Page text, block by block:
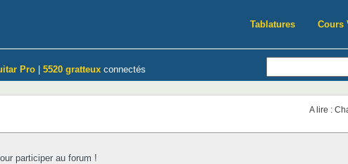
Tablatures Cours
Pro 5520 gratteux connectés
A lire :
participer au forum !